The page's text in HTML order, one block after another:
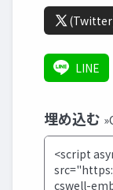
LINE
埋め込む